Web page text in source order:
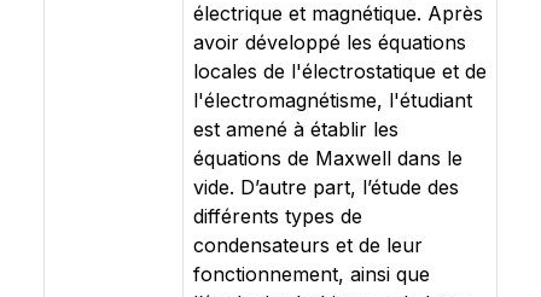
électrique et magnétique. Après
avoir développé les équations
locales de l'électrostatique et de
l'électromagnétisme, l'étudiant
est amené à établir les
équations de Maxwell dans le
vide. D’autre part, l’étude des
différents types de
condensateurs et de leur
fonctionnement, ainsi que